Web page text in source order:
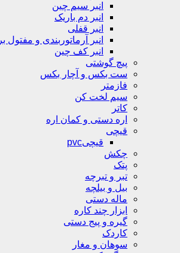
انبر سیم چین
انبر دم باریک
انبر قفلی
انبر آرماتوربندی و مفتول بر
انبر کف چین
پیچ گوشتی
ست بکس و آچار بکس
فازمتر
سیم لخت کن
کاتر
اره دستی و کمان اره
قیچی
قیچیpvc
چکش
پتک
تبر و تبرچه
بیل و بیلچه
ماله دستی
ابزار چند کاره
گیره و پیج دستی
کاردک
سوهان و مغار